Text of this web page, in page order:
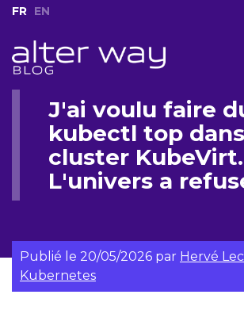
FR EN
J'ai voulu faire
kubectl top
cluster KubeVirt.
L'univers a
Publié le 20/05/2026 par Hervé
Kubernetes